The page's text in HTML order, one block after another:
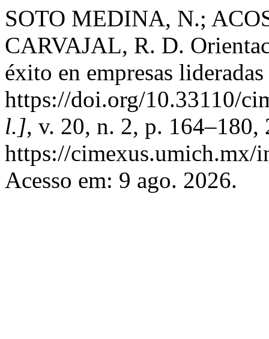
SOTO MEDINA, N.;
CARVAJAL, R. D.
éxito en empresas
https://doi.org/10.33110/
l.], v. 20, n. 2, p.
https://cimexus.umich.mx/
Acesso em: 9 ago. 2026.